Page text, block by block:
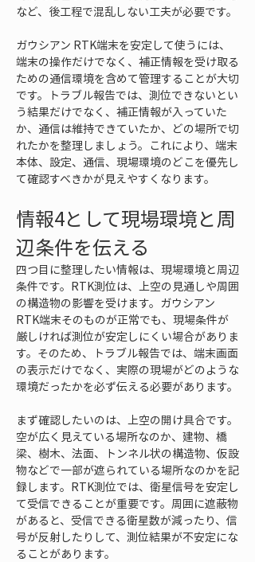
など、後工程で混乱しない工夫が必要です。
ガウシアン RTK端末を安定して使うには、
端末の操作だけでなく、補正情報を受け取る
ための通信環境を含めて管理することが大切
です。トラブル報告では、測位できないとい
う結果だけでなく、補正情報が入っていた
か、通信は維持できていたか、どの場所で切
れたかを整理しましょう。これにより、端末
本体、設定、通信、現場環境のどこを優先し
て確認すべきかが見えやすくなります。
情報4として現場環境と周
辺条件を伝える
四つ目に整理したい情報は、現場環境と周辺
条件です。RTK測位は、上空の見通しや周囲
の構造物の影響を受けます。ガウシアン
RTK端末そのものが正常でも、現場条件が
厳しければ測位が安定しにくい場合がありま
す。そのため、トラブル報告では、端末画面
の表示だけでなく、実際の現場がどのような
環境だったかを必ず伝える必要があります。
まず確認したいのは、上空の開け具合です。
空が広く見えている場所なのか、建物、橋
梁、樹木、法面、トンネル状の構造物、仮設
物などで一部が遮られている場所なのかを記
録します。RTK測位では、衛星信号を安定し
て受信できることが重要です。周囲に遮蔽物
があると、受信できる衛星数が減ったり、信
号が反射したりして、測位結果が不安定にな
ることがあります。